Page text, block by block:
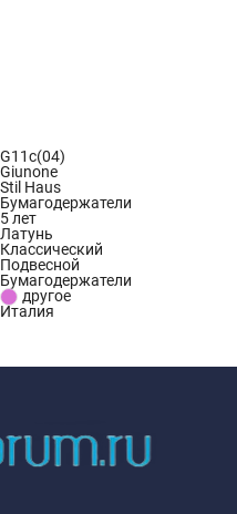
G11c(04)
Giunone
Stil Haus
Бумагодержатели
5 лет
Латунь
Классический
Подвесной
Бумагодержатели
другое
Италия